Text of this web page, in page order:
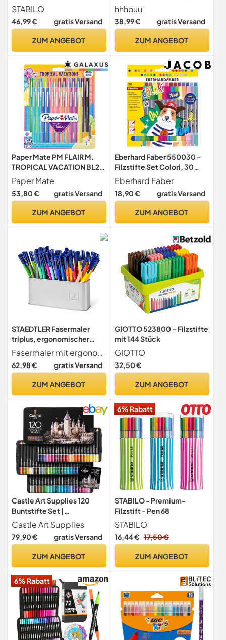
STABILO
46,99 € gratis Versand
ZUM ANGEBOT
Zubehör Stifte,
Doppelspitze Filzstifte für
Erwachsene, Handlettering
hhhouu
38,99 € gratis Versand
ZUM ANGEBOT
Paper Mate PM FLAIR M.
TROPICAL VACATION BL24
PE
Paper Mate
53,80 € gratis Versand
ZUM ANGEBOT
Eberhard Faber 550030 -
Filzstifte Set Colori, 30
Malstifte im Kartonetui,
Filzstifte dicke und dünne
Spitze
Eberhard Faber
18,90 € gratis Versand
ZUM ANGEBOT
STAEDTLER Fasermaler
triplus, ergonomischer
Dreikantschaft,
Linienbreite 1,0 mm, lange
Lebensdauer, Metallköcher
sortierten Farben, 323
Fasermaler mit ergonomischem Dreikantschaft für entspanntes Schreiben und Malen
62,98 € gratis Versand
ZUM ANGEBOT
GIOTTO 523800 – Filzstifte
mit 144 Stück
GIOTTO
32,50 €
ZUM ANGEBOT
Castle Art Supplies 120
Buntstifte Set |
Hochwertige Farbminen
mit weichem Kern für
Profi-, erfahrene und
und sortiert in einer
Castle Art Supplies
79,90 € gratis Versand
ZUM ANGEBOT
6% Rabatt
STABILO - Premium-
Filzstift - Pen 68
STABILO
16,44 € 17,50 €
ZUM ANGEBOT
6% Rabatt